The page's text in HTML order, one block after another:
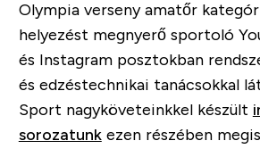
Olympia verseny amatőr
helyezést megnyerő sportoló
és Instagram posztokban
és edzéstechnikai tanácsokkal
Sport nagyköveteinkkel készült
sorozatunkezen részében